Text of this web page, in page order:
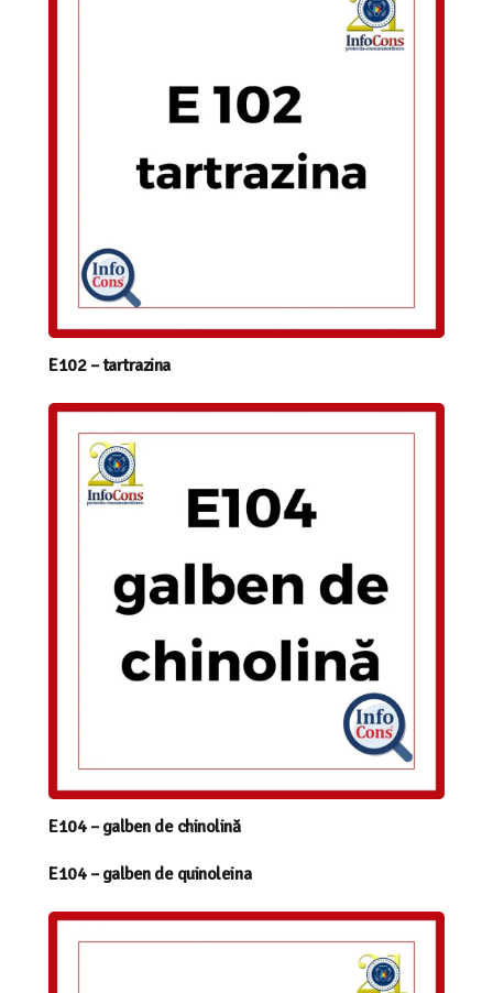
E102 – tartrazina
E104 – galben de chinolină
E104 – galben de quinoleina